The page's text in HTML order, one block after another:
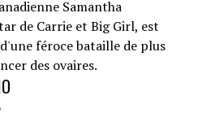
Samantha
de Carrie et Big Girl, est
féroce bataille de plus
des ovaires.